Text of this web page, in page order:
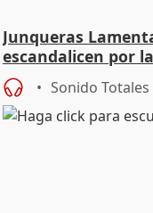
Junqueras
escandalicen por
Sonido Totales